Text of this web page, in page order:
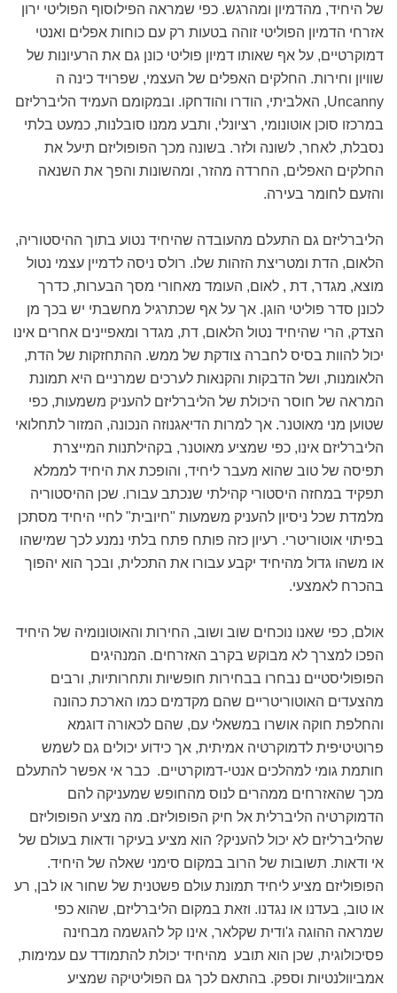
של היחיד, מהדמיון ומהרגש. כפי שמראה הפילוסוף הפוליטי ירון
אזרחי הדמיון הפוליטי זוהה בטעות רק עם כוחות אפלים ואנטי
דמוקרטיים, על אף שאותו דמיון פוליטי כונן גם את הרעיונות של
שוויון וחירות. החלקים האפלים של העצמי, שפרויד כינה ה
Uncanny, האלביתי, הודרו והודחקו. ובמקומם העמיד הליברליזם
במרכזו סוכן אוטונומי, רציונלי, ותבע ממנו סובלנות, כמעט בלתי
נסבלת, לאחר, לשונה ולזר. בשונה מכך הפופוליזם תיעל את
החלקים האפלים, החרדה מהזר, ומהשונות והפך את השנאה
והזעם לחומר בעירה.
הליברליזם גם התעלם מהעובדה שהיחיד נטוע בתוך ההיסטוריה,
הלאום, הדת ומטריצת הזהות שלו. רולס ניסה לדמיין עצמי נטול
מוצא, מגדר, דת , לאום, העומד מאחורי מסך הבערות, כדרך
לכונן סדר פוליטי הוגן. אך על אף שכתרגיל מחשבתי יש בכך מן
הצדק, הרי שהיחיד נטול הלאום, דת, מגדר ומאפיינים אחרים אינו
יכול להוות בסיס לחברה צודקת של ממש. ההתחזקות של הדת,
הלאומנות, ושל הדבקות והקנאות לערכים שמרניים היא תמונת
המראה של חוסר היכולת של הליברליזם להעניק משמעות, כפי
שטוען מני מאוטנר. אך למרות הדיאגנוזה הנכונה, המזור לתחלואי
הליברליזם אינו, כפי שמציע מאוטנר, בקהילתנות המייצרת
תפיסה של טוב שהוא מעבר ליחיד, והופכת את היחיד לממלא
תפקיד במחזה היסטורי קהילתי שנכתב עבורו. שכן ההיסטוריה
מלמדת שכל ניסיון להעניק משמעות "חיובית" לחיי היחיד מסתכן
בפיתוי אוטוריטרי. רעיון כזה פותח פתח בלתי נמנע לכך שמישהו
או משהו גדול מהיחיד יקבע עבורו את התכלית, ובכך הוא יהפוך
בהכרח לאמצעי.
אולם, כפי שאנו נוכחים שוב ושוב, החירות והאוטונומיה של היחיד
הפכו למצרך לא מבוקש בקרב האזרחים. המנהיגים
הפופוליסטיים נבחרו בבחירות חופשיות ותחרותיות, ורבים
מהצעדים האוטוריטריים שהם מקדמים כמו הארכת כהונה
והחלפת חוקה אושרו במשאלי עם, שהם לכאורה דוגמא
פרוטיטיפית לדמוקרטיה אמיתית, אך כידוע יכולים גם לשמש
חותמת גומי למהלכים אנטי-דמוקרטיים. כבר אי אפשר להתעלם
מכך שהאזרחים ממהרים לנוס מהחופש שמעניקה להם
הדמוקרטיה הליברלית אל חיק הפופוליזם. מה מציע הפופוליזם
שהליברליזם לא יכול להעניק? הוא מציע בעיקר ודאות בעולם של
אי ודאות. תשובות של הרוב במקום סימני שאלה של היחיד.
הפופוליזם מציע ליחיד תמונת עולם פשטנית של שחור או לבן, רע
או טוב, בעדנו או נגדנו. וזאת במקום הליברליזם, שהוא כפי
שמראה ההוגה ג'ודית שקלאר, אינו קל להגשמה מבחינה
פסיכולוגית, שכן הוא תובע מהיחיד יכולת להתמודד עם עמימות,
אמביוולנטיות וספק. בהתאם לכך גם הפוליטיקה שמציע